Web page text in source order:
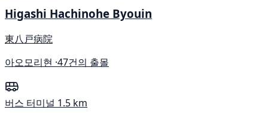
Higashi Hachinohe Byouin
東八戸病院
아오모리현 ·47건의 출몰
버스 터미널 1.5 km